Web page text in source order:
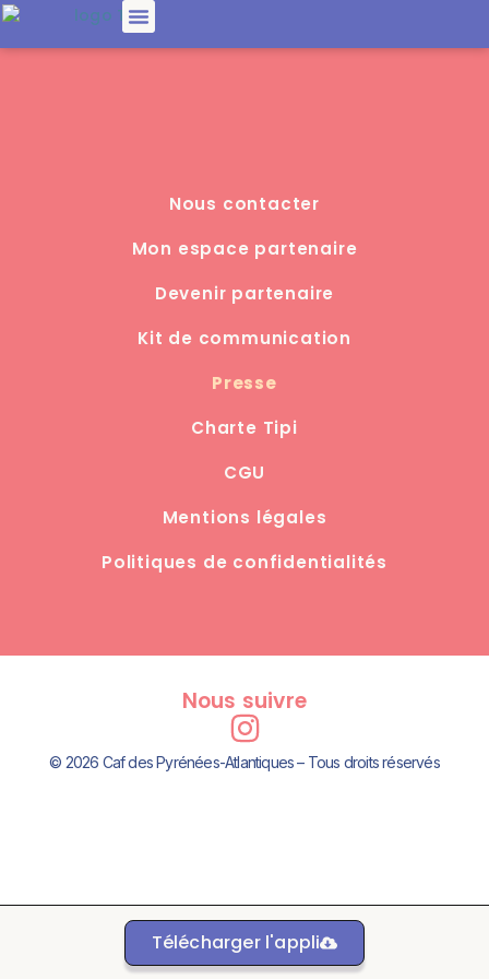
Télécharger l'appli
Nous contacter
Mon espace partenaire
Devenir partenaire
Kit de communication
Presse
Charte Tipi
CGU
Mentions légales
Politiques de confidentialités
Nous suivre
© 2026 Caf des Pyrénées-Atlantiques – Tous droits réservés